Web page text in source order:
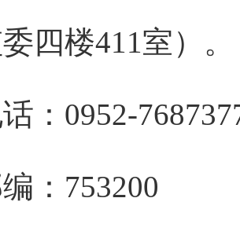
四楼411室）。
0952-
753200